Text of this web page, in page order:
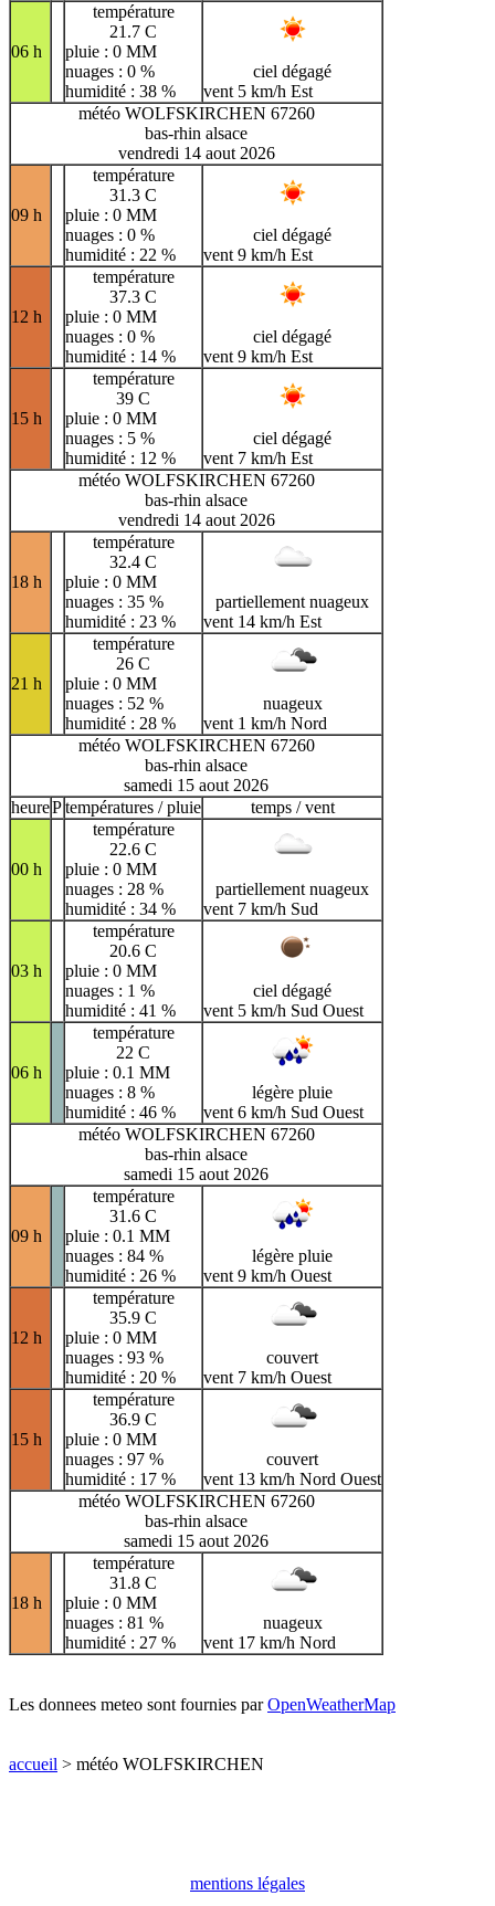
06 h
température
21.7 C
pluie : 0 MM
nuages : 0 %
humidité : 38 %
ciel dégagé
vent 5 km/h Est
météo WOLFSKIRCHEN 67260
bas-rhin alsace
vendredi 14 aout 2026
09 h
température
31.3 C
pluie : 0 MM
nuages : 0 %
humidité : 22 %
ciel dégagé
vent 9 km/h Est
12 h
température
37.3 C
pluie : 0 MM
nuages : 0 %
humidité : 14 %
ciel dégagé
vent 9 km/h Est
15 h
température
39 C
pluie : 0 MM
nuages : 5 %
humidité : 12 %
ciel dégagé
vent 7 km/h Est
météo WOLFSKIRCHEN 67260
bas-rhin alsace
vendredi 14 aout 2026
18 h
température
32.4 C
pluie : 0 MM
nuages : 35 %
humidité : 23 %
partiellement nuageux
vent 14 km/h Est
21 h
température
26 C
pluie : 0 MM
nuages : 52 %
humidité : 28 %
nuageux
vent 1 km/h Nord
météo WOLFSKIRCHEN 67260
bas-rhin alsace
samedi 15 aout 2026
heurePtempératures / pluie temps / vent
00 h
température
22.6 C
pluie : 0 MM
nuages : 28 %
humidité : 34 %
partiellement nuageux
vent 7 km/h Sud
03 h
température
20.6 C
pluie : 0 MM
nuages : 1 %
humidité : 41 %
ciel dégagé
vent 5 km/h Sud Ouest
06 h
température
22 C
pluie : 0.1 MM
nuages : 8 %
humidité : 46 %
légère pluie
vent 6 km/h Sud Ouest
météo WOLFSKIRCHEN 67260
bas-rhin alsace
samedi 15 aout 2026
09 h
température
31.6 C
pluie : 0.1 MM
nuages : 84 %
humidité : 26 %
légère pluie
vent 9 km/h Ouest
12 h
température
35.9 C
pluie : 0 MM
nuages : 93 %
humidité : 20 %
couvert
vent 7 km/h Ouest
15 h
température
36.9 C
pluie : 0 MM
nuages : 97 %
humidité : 17 %
couvert
vent 13 km/h Nord Ouest
météo WOLFSKIRCHEN 67260
bas-rhin alsace
samedi 15 aout 2026
18 h
température
31.8 C
pluie : 0 MM
nuages : 81 %
humidité : 27 %
nuageux
vent 17 km/h Nord
Les donnees meteo sont fournies parOpenWeatherMap
accueil > météo WOLFSKIRCHEN
mentions légales